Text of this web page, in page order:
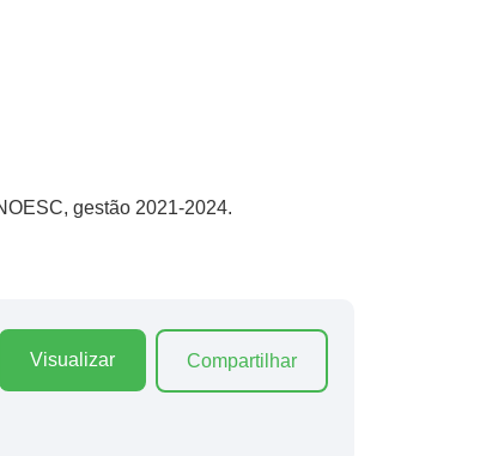
gestão 2021-2024.
Visualizar Compartilhar